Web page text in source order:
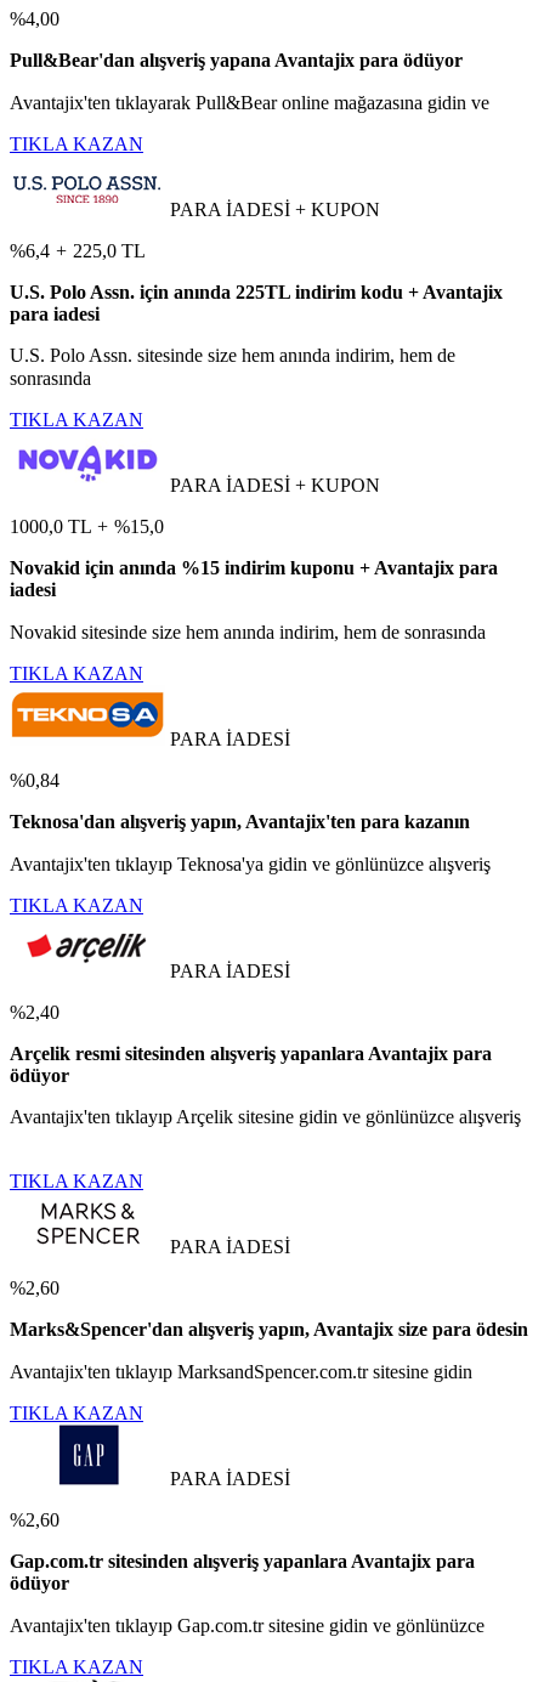
%4,00
Pull&Bear'dan alışveriş yapana Avantajix para ödüyor
Avantajix'ten tıklayarak Pull&Bear online mağazasına gidin ve
TIKLA KAZAN
PARA İADESİ + KUPON
%6,4 + 225,0 TL
U.S. Polo Assn. için anında 225TL indirim kodu + Avantajix
para iadesi
U.S. Polo Assn. sitesinde size hem anında indirim, hem de
sonrasında
TIKLA KAZAN
PARA İADESİ + KUPON
1000,0 TL + %15,0
Novakid için anında %15 indirim kuponu + Avantajix para
iadesi
Novakid sitesinde size hem anında indirim, hem de sonrasında
TIKLA KAZAN
PARA İADESİ
%0,84
Teknosa'dan alışveriş yapın, Avantajix'ten para kazanın
Avantajix'ten tıklayıp Teknosa'ya gidin ve gönlünüzce alışveriş
TIKLA KAZAN
PARA İADESİ
%2,40
Arçelik resmi sitesinden alışveriş yapanlara Avantajix para
ödüyor
Avantajix'ten tıklayıp Arçelik sitesine gidin ve gönlünüzce alışveriş
TIKLA KAZAN
PARA İADESİ
%2,60
Marks&Spencer'dan alışveriş yapın, Avantajix size para ödesin
Avantajix'ten tıklayıp MarksandSpencer.com.tr sitesine gidin
TIKLA KAZAN
PARA İADESİ
%2,60
Gap.com.tr sitesinden alışveriş yapanlara Avantajix para
ödüyor
Avantajix'ten tıklayıp Gap.com.tr sitesine gidin ve gönlünüzce
TIKLA KAZAN